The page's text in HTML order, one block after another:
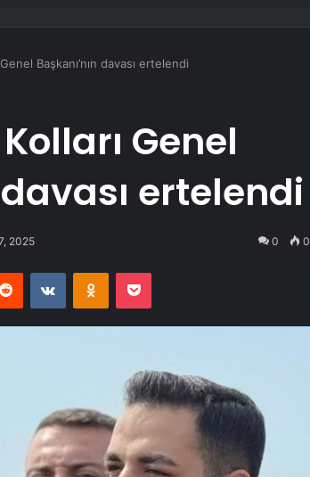
Başkanı’nın davası ertelendi
Genel
davası ertelendi
2025 0 0
Reddit VKontakteOdnoklassniki
Pocket